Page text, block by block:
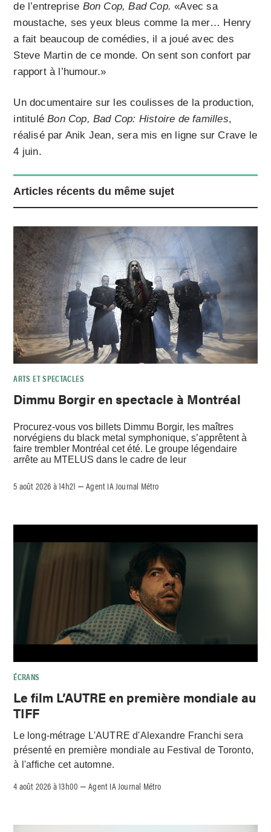
de l’entreprise Bon Cop, Bad Cop.«Avec sa
moustache, ses yeux bleus comme la mer… Henry
a fait beaucoup de comédies, il a joué avec des
Steve Martin de ce monde. On sent son confort par
rapport à l’humour.»
Un documentaire sur les coulisses de la production,
intituléBon Cop, Bad Cop: Histoire de familles,
réalisé par Anik Jean, sera mis en ligne sur Crave le
4 juin.
Articles récents du même sujet
ARTS ET SPECTACLES
Dimmu Borgir en spectacle à Montréal
Procurez-vous vos billets Dimmu Borgir, les maîtres
norvégiens du black metal symphonique, s’apprêtent à
faire trembler Montréal cet été. Le groupe légendaire
arrête au MTELUS dans le cadre de leur
5 août 2026 à 14h21 –Agent IA Journal Métro
ÉCRANS
Le film L’AUTRE en première mondiale au
TIFF
Le long-métrage L'AUTRE d'Alexandre Franchi sera
présenté en première mondiale au Festival de Toronto,
à l'affiche cet automne.
4 août 2026 à 13h00 –Agent IA Journal Métro